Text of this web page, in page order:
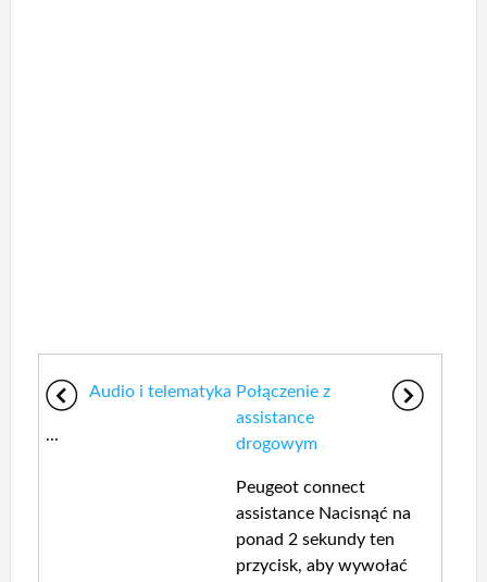
Audio i telematyka
...
Połączenie z
assistance
drogowym
Peugeot connect
assistance Nacisnąć na
ponad 2 sekundy ten
przycisk, aby wywołać